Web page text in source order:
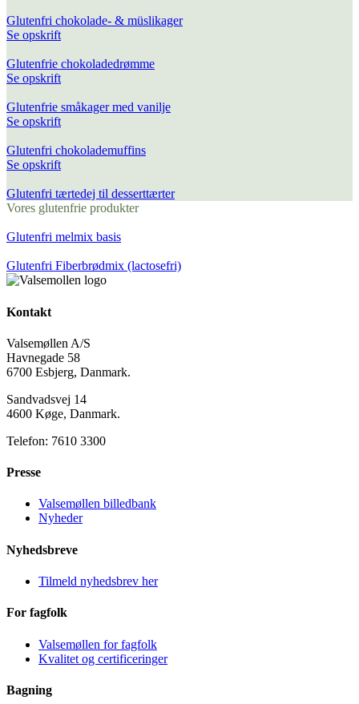
Glutenfri chokolade- & müslikager
Se opskrift
Glutenfrie chokoladedrømme
Se opskrift
Glutenfrie småkager med vanilje
Se opskrift
Glutenfri chokolademuffins
Se opskrift
Glutenfri tærtedej til desserttærter
Vores glutenfrie produkter
Glutenfri melmix basis
Glutenfri Fiberbrødmix (lactosefri)
Kontakt
Valsemøllen A/S
Havnegade 58
6700 Esbjerg, Danmark.
Sandvadsvej 14
4600 Køge, Danmark.
Telefon: 7610 3300
Presse
Valsemøllen billedbank
Nyheder
Nyhedsbreve
Tilmeld nyhedsbrev her
For fagfolk
Valsemøllen for fagfolk
Kvalitet og certificeringer
Bagning